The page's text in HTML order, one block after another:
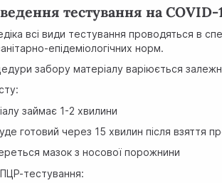
тестування на COVID-
всі види тестування проводяться в
епідеміологічних норм.
забору матеріалу варіюється
займає 1-2 хвилини
готовий через 15 хвилин після взяття
мазок з носової порожнини
тестування: